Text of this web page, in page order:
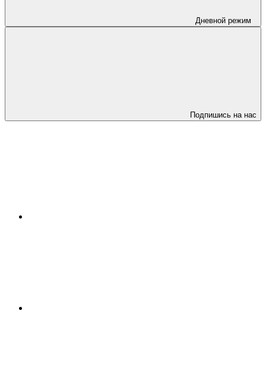
Дневной режим
Подпишись на нас